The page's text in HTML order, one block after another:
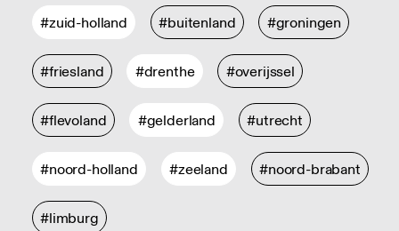
#zuid-holland #buitenland #groningen
#friesland #drenthe #overijssel
#flevoland #gelderland #utrecht
#noord-holland #zeeland #noord-brabant
#limburg